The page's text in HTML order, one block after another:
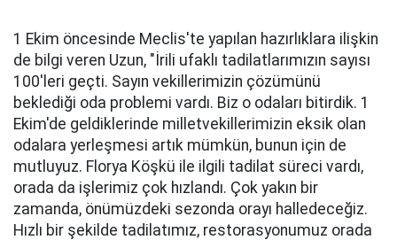
1 Ekim öncesinde Meclis'te yapılan hazırlıklara ilişkin
de bilgi veren Uzun, "İrili ufaklı tadilatlarımızın sayısı
100'leri geçti. Sayın vekillerimizin çözümünü
beklediği oda problemi vardı. Biz o odaları bitirdik. 1
Ekim'de geldiklerinde milletvekillerimizin eksik olan
odalara yerleşmesi artık mümkün, bunun için de
mutluyuz. Florya Köşkü ile ilgili tadilat süreci vardı,
orada da işlerimiz çok hızlandı. Çok yakın bir
zamanda, önümüzdeki sezonda orayı halledeceğiz.
Hızlı bir şekilde tadilatımız, restorasyonumuz orada